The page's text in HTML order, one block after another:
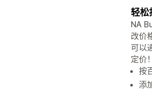
轻松
NA
改价
可以
定价！
按
添